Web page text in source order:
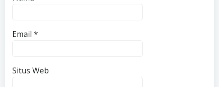
Email *
Situs Web